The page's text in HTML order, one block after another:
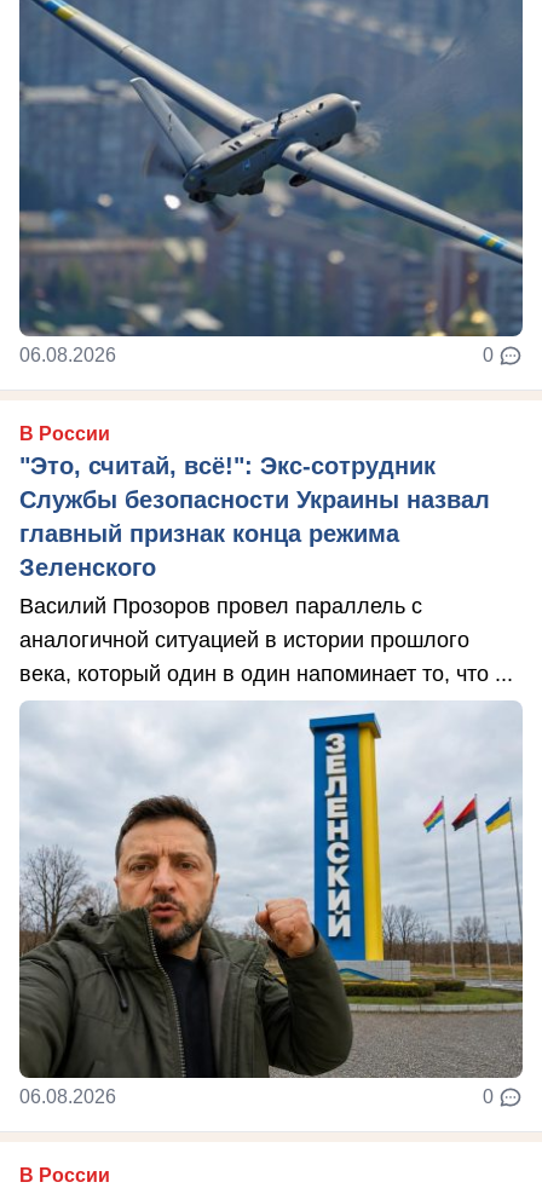
06.08.2026 0
В России
"Это, считай, всё!": Экс-сотрудник
Службы безопасности Украины назвал
главный признак конца режима
Зеленского
Василий Прозоров провел параллель с
аналогичной ситуацией в истории прошлого
века, который один в один напоминает то, что ...
06.08.2026 0
В России